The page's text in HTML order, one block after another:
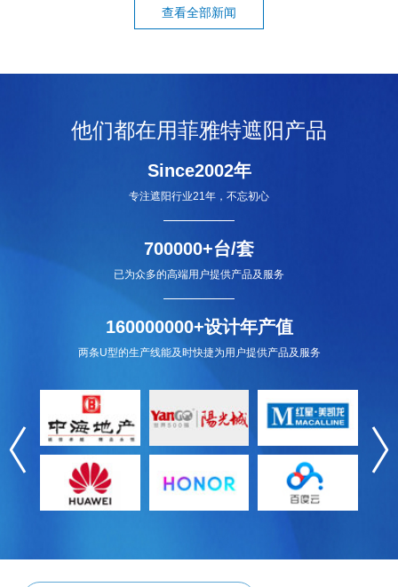
查看全部新闻
他们都在用菲雅特遮阳产品
Since2002年
专注遮阳行业21年，不忘初心
700000+台/套
已为众多的高端用户提供产品及服务
160000000+设计年产值
两条U型的生产线能及时快捷为用户提供产品及服务